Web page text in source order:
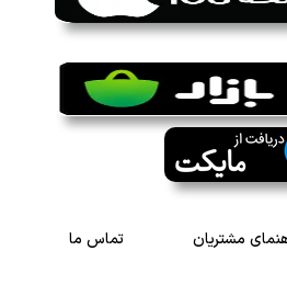
مشتریان تماس ما